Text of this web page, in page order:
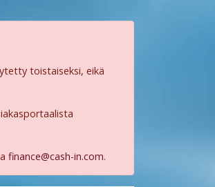
toistaiseksi, eikä
finance@cash-in.com.